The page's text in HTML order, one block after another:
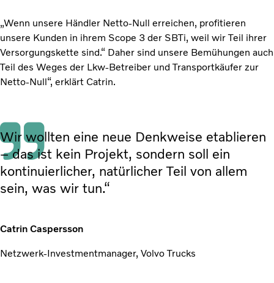
„Wenn unsere Händler Netto-Null erreichen, profitieren
unsere Kunden in ihrem Scope 3 der SBTi, weil wir Teil ihrer
Versorgungskette sind.“ Daher sind unsere Bemühungen auch
Teil des Weges der Lkw-Betreiber und Transportkäufer zur
Netto-Null“, erklärt Catrin.
Wir wollten eine neue Denkweise etablieren
– das ist kein Projekt, sondern soll ein
kontinuierlicher, natürlicher Teil von allem
sein, was wir tun.“
Catrin Caspersson
Netzwerk-Investmentmanager, Volvo Trucks